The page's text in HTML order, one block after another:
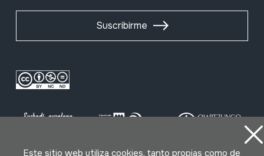
Suscribirme
Este sitio web utiliza cookies, tanto propias como de